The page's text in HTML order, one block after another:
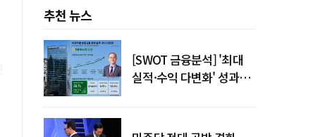
추천 뉴스
[SWOT 금융분석] '최대
실적·수익 다변화' 성과…